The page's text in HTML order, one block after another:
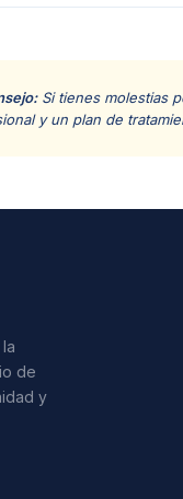
Si tienes molestias
y un plan de
de
y